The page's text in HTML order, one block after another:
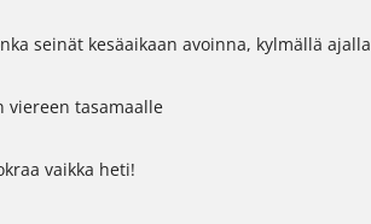
seinät kesäaikaan avoinna, kylmällä ajalla
viereen tasamaalle
vaikka heti!